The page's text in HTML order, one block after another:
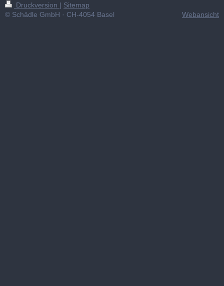
Druckversion | Sitemap
© Schädle GmbH · CH-4054 Basel
Webansicht